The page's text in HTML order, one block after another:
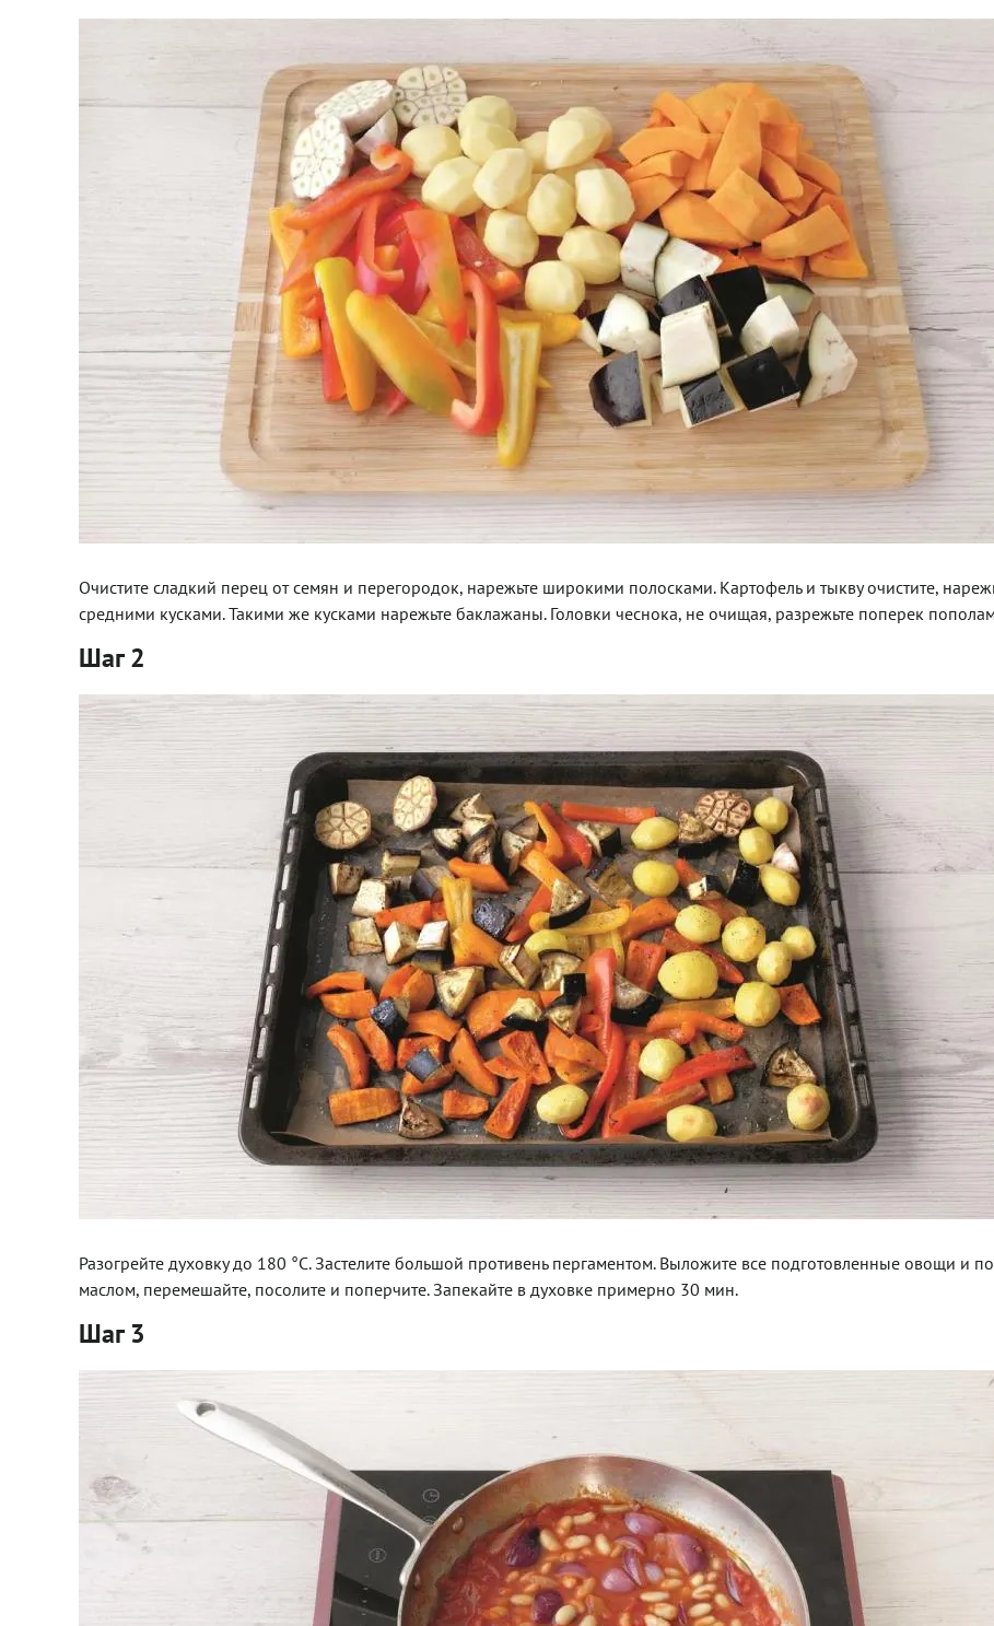
Очистите сладкий перец от семян и перегородок, нарежьте широкими полосками. Картофель и тыкву очистите,
средними кусками. Такими же кусками нарежьте баклажаны. Головки чеснока, не очищая, разрежьте поперек
Шаг 2
Разогрейте духовку до 180 °С. Застелите большой противень пергаментом. Выложите все подготовленные овощи и
маслом, перемешайте, посолите и поперчите. Запекайте в духовке примерно 30 мин.
Шаг 3